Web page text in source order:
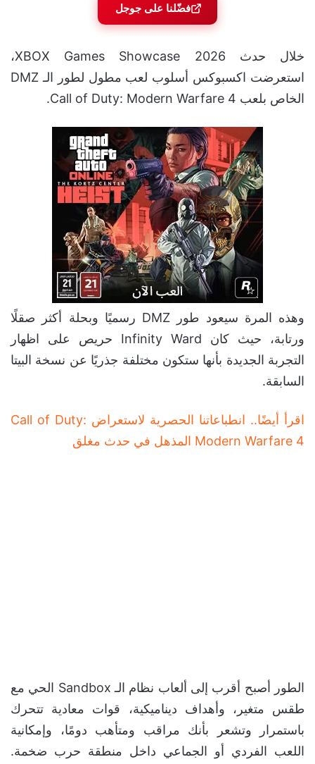
فضّلنا على جوجل
خلال حدث XBOX Games Showcase 2026،
استعرضت اكسبوكس أسلوب لعب مطول لطور الـ DMZ
الخاص بلعب Call of Duty: Modern Warfare 4.
وهذه المرة سيعود طور DMZ رسميًا وبحلة أكثر صقلًا
ورتابة، حيث كان Infinity Ward حريص على اظهار
التجربة الجديدة بأنها ستكون مختلفة جذريًا عن نسخة البيتا
السابقة.
اقرأ أيضًا.. انطباعاتنا الحصرية لاستعراض Call of Duty:
Modern Warfare 4 المذهل في حدث مغلق
الطور أصبح أقرب إلى ألعاب نظام الـ Sandbox الحي مع
طقس متغير، وأهداف ديناميكية، قوات معادية تتحرك
باستمرار وتشعر بأنك مراقب ومتأهب دومًا، وإمكانية
اللعب الفردي أو الجماعي داخل منطقة حرب ضخمة.